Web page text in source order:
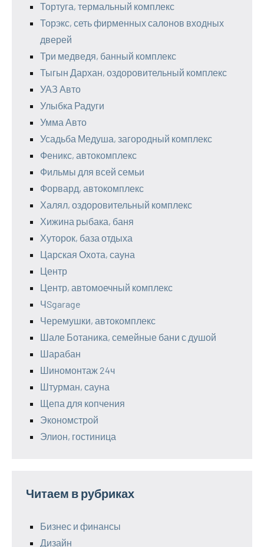
Тортуга, термальный комплекс
Торэкс, сеть фирменных салонов входных
дверей
Три медведя, банный комплекс
Тыгын Дархан, оздоровительный комплекс
УАЗ Авто
Улыбка Радуги
Умма Авто
Усадьба Медуша, загородный комплекс
Феникс, автокомплекс
Фильмы для всей семьи
Форвард, автокомплекс
Халял, оздоровительный комплекс
Хижина рыбака, баня
Хуторок, база отдыха
Царская Охота, сауна
Центр
Центр, автомоечный комплекс
ЧSgarage
Черемушки, автокомплекс
Шале Ботаника, семейные бани с душой
Шарабан
Шиномонтаж 24ч
Штурман, сауна
Щепа для копчения
Экономстрой
Элион, гостиница
Читаем в рубриках
Бизнес и финансы
Дизайн